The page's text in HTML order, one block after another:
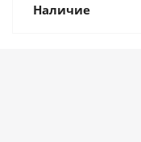
Наличие